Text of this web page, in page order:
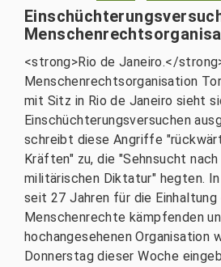
<strong>Rio de Janeiro.</
Menschenrechtsorganisation
mit Sitz in Rio de Janeiro sieht
Einschüchterungsversuchen
schreibt diese Angriffe
Kräften" zu, die "Sehnsucht
militärischen Diktatur" hegten.
seit 27 Jahren für die Einhaltung
Menschenrechte kämpfenden
hochangesehenen Organisation
Donnerstag dieser Woche